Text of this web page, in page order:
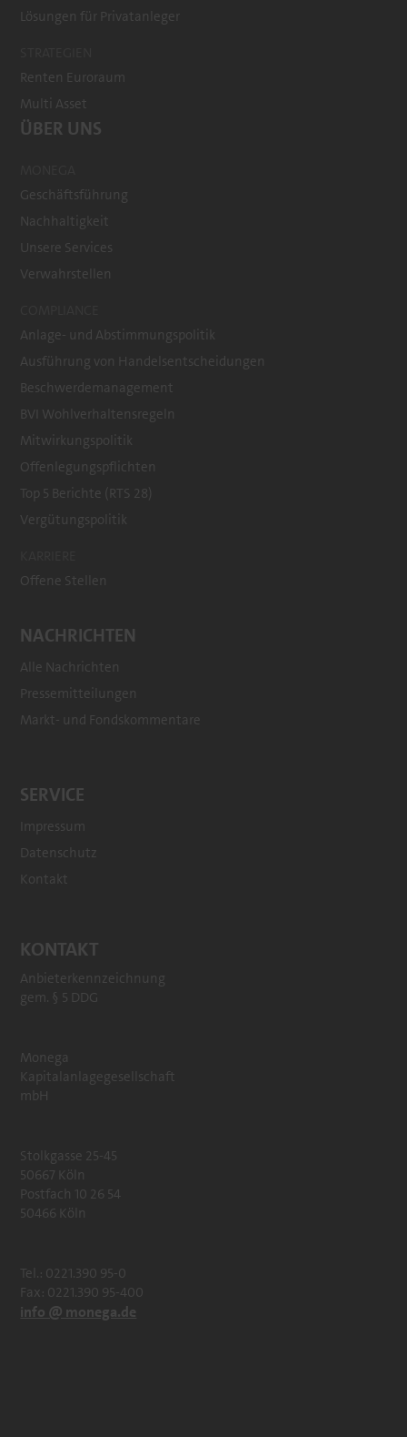
Lösungen für Privatanleger
Renten Euroraum
Multi Asset
ÜBER UNS
Geschäftsführung
Nachhaltigkeit
Unsere Services
Verwahrstellen
Anlage- und Abstimmungspolitik
Ausführung von Handelsentscheidungen
Beschwerdemanagement
BVI Wohlverhaltensregeln
Mitwirkungspolitik
Offenlegungspflichten
Top 5 Berichte (RTS 28)
Vergütungspolitik
Offene Stellen
NACHRICHTEN
Alle Nachrichten
Pressemitteilungen
Markt- und Fondskommentare
SERVICE
Impressum
Datenschutz
Kontakt
KONTAKT
Anbieterkennzeichnung
gem. § 5 DDG
Monega
Kapitalanlagegesellschaft
mbH
Stolkgasse 25-45
50667 Köln
Postfach 10 26 54
50466 Köln
Tel.: 0221.390 95-0
Fax: 0221.390 95-400
info @ monega.de